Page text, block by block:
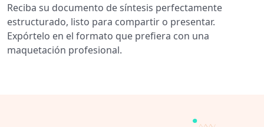
Reciba su documento de síntesis perfectamente
estructurado, listo para compartir o presentar.
Expórtelo en el formato que prefiera con una
maquetación profesional.